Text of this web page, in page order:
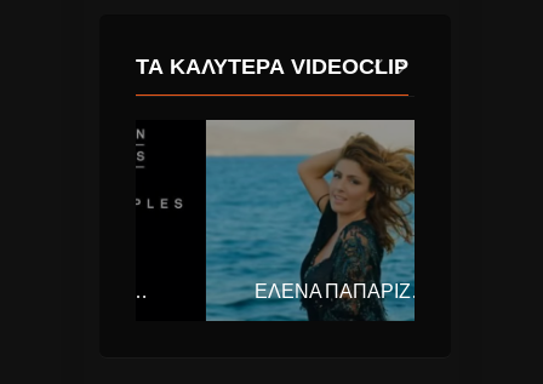
ΤΑ ΚΑΛΎΤΕΡΑ VIDEOCLIP
ΈΛΕΝΑ ΠΑΠΑΡΊΖΟΥ – FIESTA